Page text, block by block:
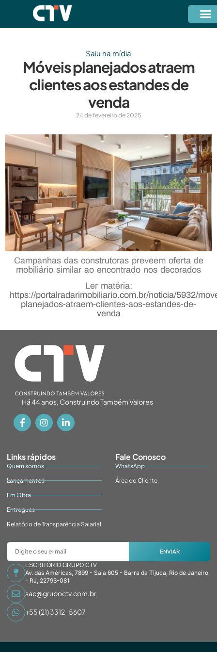
Saiu na mídia
Móveis planejados atraem
clientes aos estandes de
venda
24 de fevereiro de 2025
Campanhas das construtoras preveem oferta de
mobiliário similar ao encontrado nos decorados
Ler matéria:
https://portalradarimobiliario.com.br/noticia/5932/
planejados-atraem-clientes-aos-estandes-de-
venda
Há 44 anos, Construindo Também Valores
Links rápidos
Quem somos
Lançamentos
Em Obra
Entregues
Relatório de Transparência Salarial
Fale Conosco
WhatsApp
Área do Cliente
ENVIAR
ESCRITÓRIO GRUPO CTV
Av. das Américas, 7899 - Sala 605 - Barra da Tijuca, Rio de Janeiro
- RJ, 22793-081
sac@grupoctv.com.br
+55 (21) 3312-5607